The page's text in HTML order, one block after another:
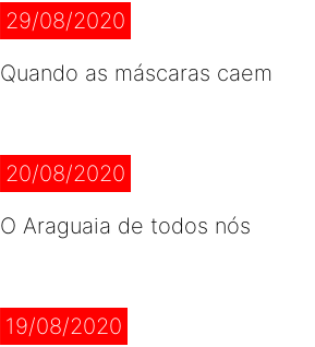
29/08/2020
Quando as máscaras caem
20/08/2020
O Araguaia de todos nós
19/08/2020